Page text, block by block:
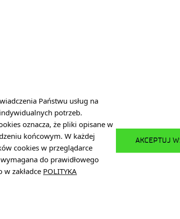
Państwu usług na
potrzeb.
oznacza, że pliki opisane w
końcowym. W każdej
cookies w przeglądarce
do prawidłowego
w zakładce POLITYKA
AKCEPTUJ
Platforma zakupowa
Dla sygnalistów
Plan Równości Płci (GEP)
Deklaracja dostępności
Standardy Ochrony Małoletnich